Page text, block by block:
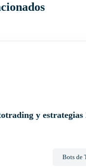
y estrategias
Bots de